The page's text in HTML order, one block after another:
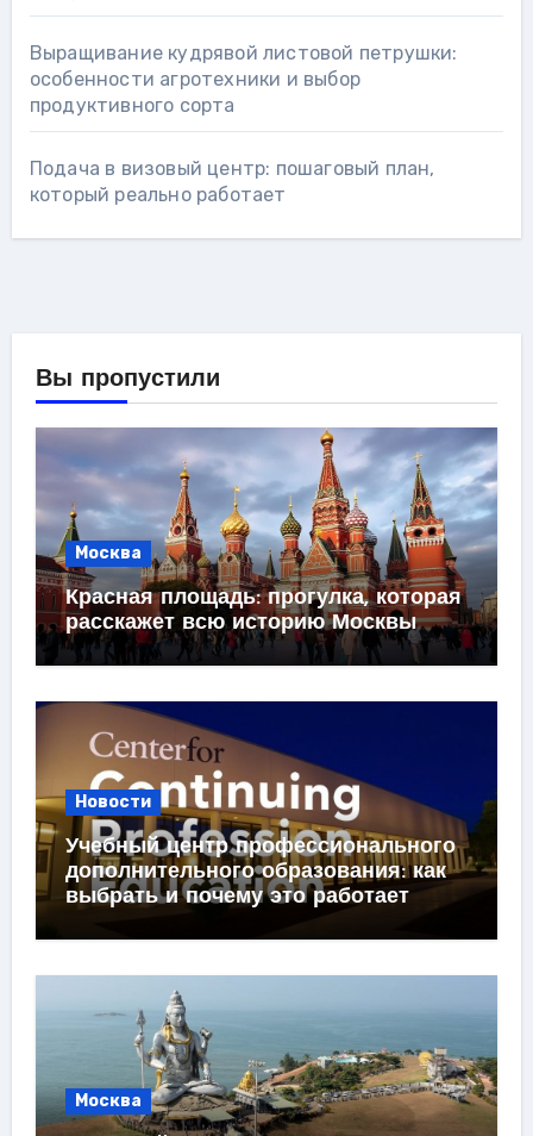
Выращивание кудрявой листовой петрушки:
особенности агротехники и выбор
продуктивного сорта
Подача в визовый центр: пошаговый план,
который реально работает
Вы пропустили
Москва
Красная площадь: прогулка, которая
расскажет всю историю Москвы
Новости
Учебный центр профессионального
дополнительного образования: как
выбрать и почему это работает
Москва